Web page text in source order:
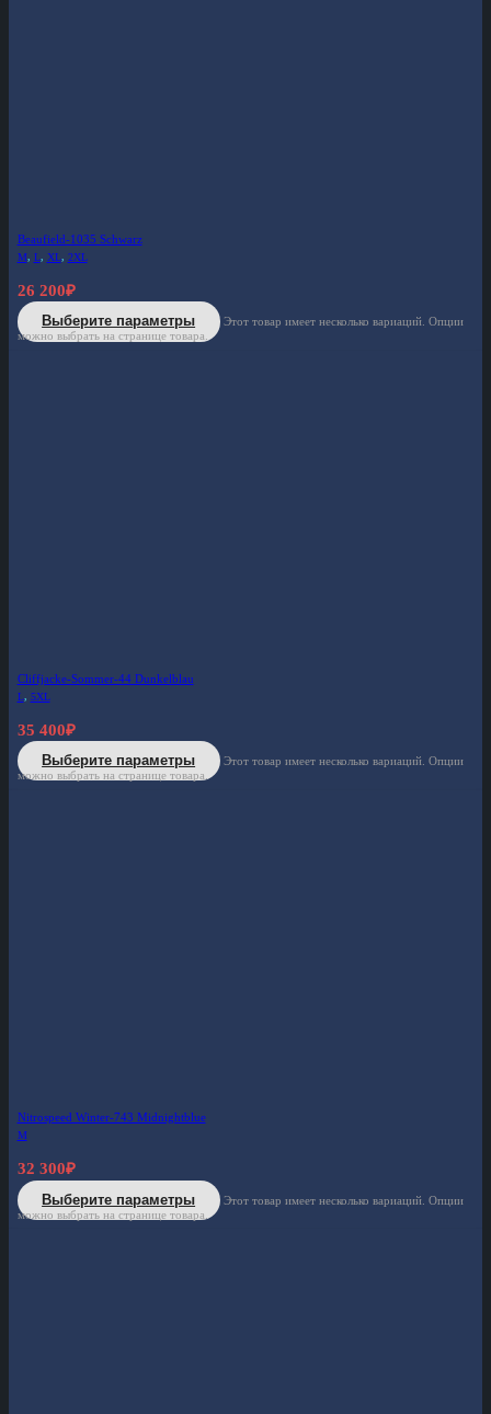
Beaufield-1035 Schwarz
M, L, XL, 2XL
26 200₽
Выберите параметры
Этот товар имеет несколько вариаций. Опции
можно выбрать на странице товара.
Cliffjacke-Sommer-44 Dunkelblau
L, 5XL
35 400₽
Выберите параметры
Этот товар имеет несколько вариаций. Опции
можно выбрать на странице товара.
Nitrospeed Winter-743 Midnightblue
M
32 300₽
Выберите параметры
Этот товар имеет несколько вариаций. Опции
можно выбрать на странице товара.